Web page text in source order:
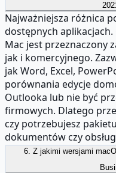
Najważniejsza różnica
dostępnych aplikacjach.
Mac jest przeznaczony
jak i komercyjnego.
jak Word, Excel,
porównania edycje
Outlooka lub nie być
firmowych. Dlatego
czy potrzebujesz
dokumentów czy
6. Z jakimi wersjami